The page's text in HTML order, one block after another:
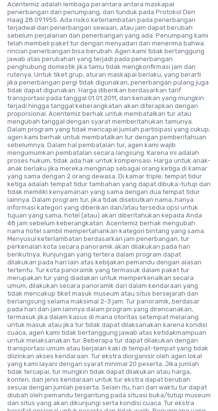
Acentemiz adalah lembaga perantara antara maskapai
penerbangan dan penumpang, dan tunduk pada Protokol Den
Haag 28.09.1955. Ada risiko keterlambatan pada penerbangan
terjadwal dan penerbangan sewaan, atau jam dapat berubah
sebelum perjalanan dan penerbangan yang ada. Penumpang kami
telah membeli paket tur dengan menyadari dan menerima bahwa
rincian penerbangan bisa berubah. Agen kami tidak bertanggung
jawab atas perubahan yang terjadi pada penerbangan
penghubung domestik jika tamu tidak mengkonfirmasi jam dan
rutenya. Untuk tiket grup, aturan maskapai berlaku, yang berarti
jika penerbangan pergi tidak digunakan, penerbangan pulang juga
tidak dapat digunakan. Harga diberikan berdasarkan tarif
transportasi pada tanggal 01.01.2011, dan kenaikan yang mungkin
terjadi hingga tanggal keberangkatan akan diterapkan dengan
proporsional. Acentemiz berhak untuk membatalkan tur atau
mengubah tanggal dengan syarat memberitahukan tamunya.
Dalam program yang tidak mencapai jumlah partisipasi yang cukup,
agen kami berhak untuk membatalkan tur dengan pemberitahuan
sebelumnya. Dalam hal pembatalan tur, agen kami wajib
mengumumkan pembatalan secara langsung. Karena ini adalah
proses hukum, tidak ada hak untuk kompensasi. Harga untuk anak-
anak berlaku jika mereka menginap sebagai orang ketiga di kamar
yang sama dengan 2 orang dewasa. Di kamar triple; tempat tidur
ketiga adalah tempat tidur tambahan yang dapat dibuka-tutup dan
tidak memiliki kenyamanan yang sama dengan dua tempat tidur
lainnya. Dalam program tur, jika tidak disebutkan nama, hanya
informasi kategori yang diberikan dan/atau tersedia opsi untuk
tujuan yang sama, hotel (atau) akan diberitahukan kepada Anda
48 jam sebelum keberangkatan. Acentemiz berhak mengubah
nama hotel sambil mempertahankan kategori bintang yang sama.
Menyusul keterlambatan berdasarkan jam penerbangan, tur
perkenalan kota secara panoramik akan dilakukan pada hari
berikutnya. Kunjungan yang tertera dalam program dapat
dilakukan pada hari lain atas kebijakan pemandu dengan alasan
tertentu. Tur kota panoramik yang termasuk dalam paket tur
merupakan tur yang diadakan untuk memperkenalkan secara
umum, dilakukan secara panoramik dari dalam kendaraan yang
tidak mencakup tiket masuk museum atau situs bersejarah dan
berlangsung selama maksimal 2-3 jam. Tur panoramik, berdasar
pada hari dan jam lainnya dalam program yang direncanakan,
termasuk jika dalam kasus di mana otoritas setempat melarang
untuk masuk atau jika tur tidak dapat dilaksanakan karena kondisi
cuaca, agen kami tidak bertanggung jawab atas ketidakmampuan
untuk melaksanakan tur. Beberapa tur dapat dilakukan dengan
transportasi umum atau berjalan kaki di tempat-tempat yang tidak
diizinkan akses kendaraan. Tur ekstra diorganisir oleh agen lokal
yang kami layani dengan syarat minimal 20 peserta. Jika jumlah
tidak tercapai, tur mungkin tidak dapat dilakukan atau harga,
konten, dan jenis kendaraan untuk tur ekstra dapat berubah
sesuai dengan jumlah peserta. Selain itu, hari dan waktu tur dapat
diubah oleh pemandu tergantung pada situasi buka/tutup museum
dan situs yang akan dikunjungi serta kondisi cuaca. Tur ekstra